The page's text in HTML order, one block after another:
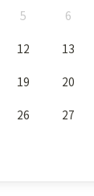
5 6
12 13
19 20
26 27